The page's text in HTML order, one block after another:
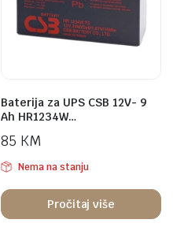
Baterija za UPS CSB 12V- 9
Ah HR1234W…
85 KM
Nema na stanju
Pročitaj više